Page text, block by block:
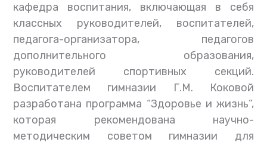
кафедра воспитания, включающая в себя
классных руководителей, воспитателей,
педагога-организатора, педагогов
дополнительного образования,
руководителей спортивных секций.
Воспитателем гимназии Г.М. Коковой
разработана программа “Здоровье и жизнь”,
которая рекомендована научно-
методическим советом гимназии для